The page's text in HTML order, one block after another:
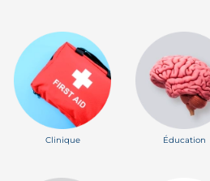
Clinique Éducation